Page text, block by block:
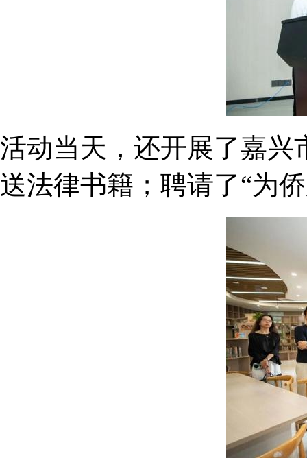
活动当天，还开展了嘉兴
送法律书籍；聘请了“为